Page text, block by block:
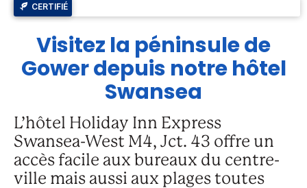
CERTIFIÉ
Visitez la péninsule de
Gower depuis notre hôtel
Swansea
L’hôtel Holiday Inn Express
Swansea-West M4, Jct. 43 offre un
accès facile aux bureaux du centre-
ville mais aussi aux plages toutes